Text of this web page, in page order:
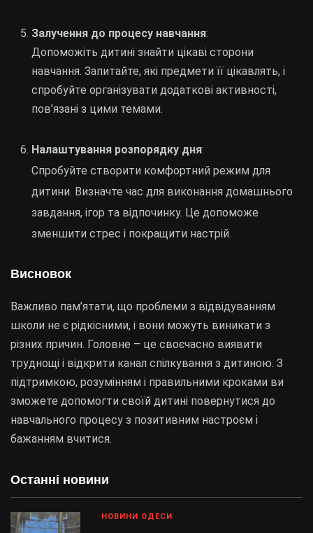
Останні новини
НОВИНИ ОДЕСИ
Залучення до процесу навчання:
Допоможіть дитині знайти цікаві сторони
навчання. Запитайте, які предмети її цікавлять, і
спробуйте організувати додаткові активності,
пов’язані з цими темами.
Налаштування розпорядку дня:
Спробуйте створити комфортний режим для
дитини. Визначте час для виконання домашнього
завдання, ігор та відпочинку. Це допоможе
зменшити стрес і покращити настрій.
Висновок
Важливо пам’ятати, що проблеми з відвідуванням
школи не є рідкісними, і вони можуть виникати з
різних причин. Головне – це своєчасно виявити
труднощі і відкрити канал спілкування з дитиною. З
підтримкою, розумінням і правильними кроками ви
зможете допомогти своїй дитині повернутися до
навчального процесу з позитивним настроєм і
бажанням вчитися.